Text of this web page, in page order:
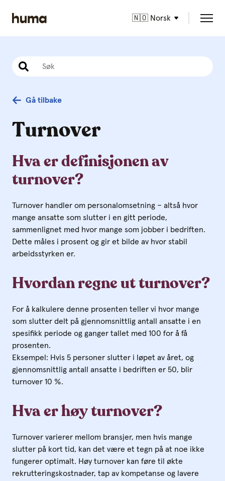
🇳🇴 Norsk
Gå tilbake
Turnover
Hva er definisjonen av
turnover?
Turnover handler om personalomsetning – altså hvor
mange ansatte som slutter i en gitt periode,
sammenlignet med hvor mange som jobber i bedriften.
Dette måles i prosent og gir et bilde av hvor stabil
arbeidsstyrken er.
Hvordan regne ut turnover?
For å kalkulere denne prosenten teller vi hvor mange
som slutter delt på gjennomsnittlig antall ansatte i en
spesifikk periode og ganger tallet med 100 for å få
prosenten.
Eksempel: Hvis 5 personer slutter i løpet av året, og
gjennomsnittlig antall ansatte i bedriften er 50, blir
turnover 10 %.
Hva er høy turnover?
Turnover varierer mellom bransjer, men hvis mange
slutter på kort tid, kan det være et tegn på at noe ikke
fungerer optimalt. Høy turnover kan føre til økte
rekrutteringskostnader, tap av kompetanse og lavere